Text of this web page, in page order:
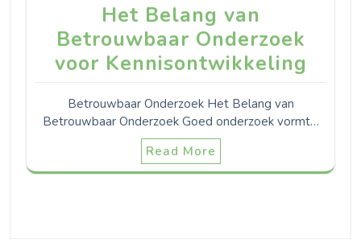
Het Belang van
Betrouwbaar Onderzoek
voor Kennisontwikkeling
Betrouwbaar Onderzoek Het Belang van
Betrouwbaar Onderzoek Goed onderzoek vormt…
Read More